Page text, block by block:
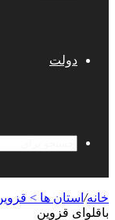
دولت
خانه/ استان ها >
باقلوای قزوین